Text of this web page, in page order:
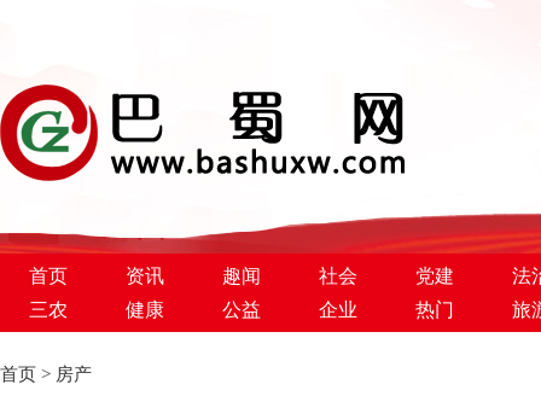
首页 资讯 趣闻 社会 党建
法
三农
健康 公益 企业 热门 旅
首页 > 房产